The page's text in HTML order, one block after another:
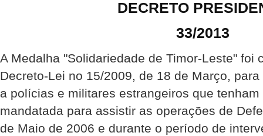
DECRETO
33/2013
A Medalha "Solidariedade de Timor-Leste" foi
Decreto-Lei no 15/2009, de 18 de Março,
a polícias e militares estrangeiros que
mandatada para assistir as operações de
de Maio de 2006 e durante o período de